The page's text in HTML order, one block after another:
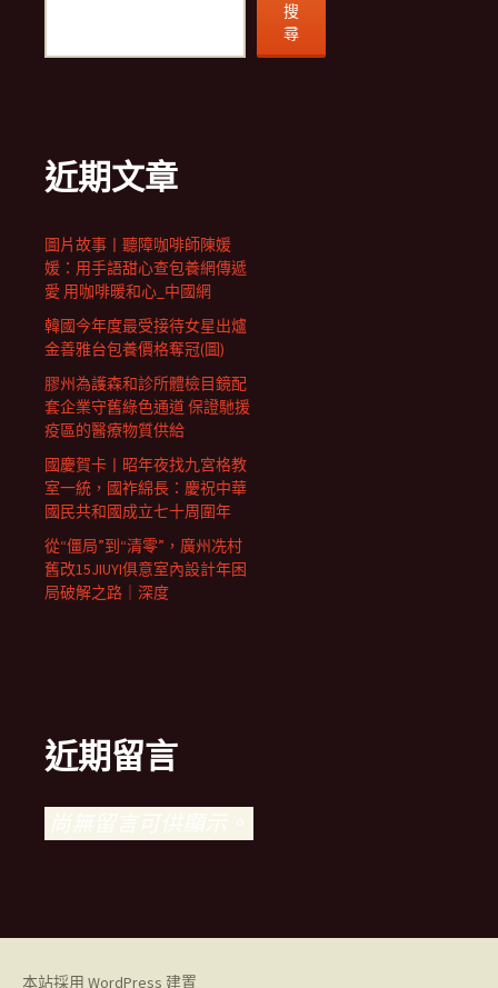
搜
尋
近期文章
圖片故事丨聽障咖啡師陳媛
媛：用手語甜心查包養網傳遞
愛 用咖啡暖和心_中國網
韓國今年度最受接待女星出爐
金善雅台包養價格奪冠(圖)
膠州為護森和診所體檢目鏡配
套企業守舊綠色通道 保證馳援
疫區的醫療物質供給
國慶賀卡丨昭年夜找九宮格教
室一統，國祚綿長：慶祝中華
國民共和國成立七十周圍年
從“僵局”到“清零”，廣州冼村
舊改15JIUYI俱意室內設計年困
局破解之路｜深度
近期留言
尚無留言可供顯示。
本站採用 WordPress 建置